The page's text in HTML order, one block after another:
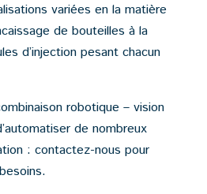
variées en la matière
de bouteilles à la
d’injection pesant chacun
robotique – vision
de nombreux
: contactez-nous pour